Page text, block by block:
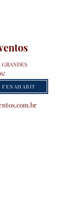
FENAHABIT